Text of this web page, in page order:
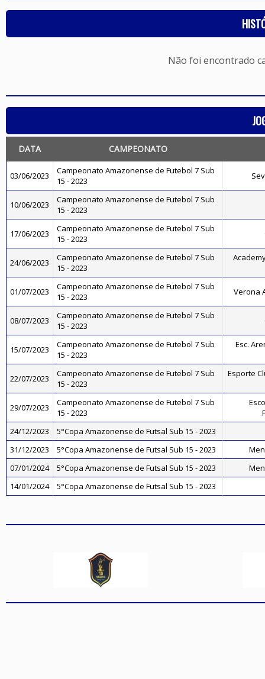
Não foi encontrado
DATA CAMPEONATO
03/06/2023
Campeonato Amazonense de Futebol 7 Sub
15 - 2023
10/06/2023
Campeonato Amazonense de Futebol 7 Sub
15 - 2023
17/06/2023
Campeonato Amazonense de Futebol 7 Sub
15 - 2023
24/06/2023
Campeonato Amazonense de Futebol 7 Sub
15 - 2023
01/07/2023
Campeonato Amazonense de Futebol 7 Sub
15 - 2023
Verona
08/07/2023
Campeonato Amazonense de Futebol 7 Sub
15 - 2023
15/07/2023
Campeonato Amazonense de Futebol 7 Sub
15 - 2023
Esc.
22/07/2023
Campeonato Amazonense de Futebol 7 Sub
15 - 2023
Esporte
29/07/2023
Campeonato Amazonense de Futebol 7 Sub
15 - 2023
24/12/2023
5°Copa Amazonense de Futsal Sub 15 - 2023
31/12/2023
5°Copa Amazonense de Futsal Sub 15 - 2023
07/01/2024
5°Copa Amazonense de Futsal Sub 15 - 2023
14/01/2024
5°Copa Amazonense de Futsal Sub 15 - 2023